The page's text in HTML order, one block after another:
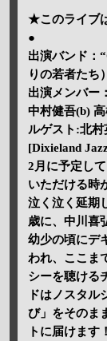
★このライブ
●
出演バンド：
りの若者たち）
出演メンバー
中村健吾(b)
ルゲスト:北村
[Dixieland
2月に予定し
いただける時
泣く泣く延期
歳に、中川喜
幼少の頃にデ
われ、ここま
シーを聴ける
ドはノスタ
び」をそのま
トに届けます！